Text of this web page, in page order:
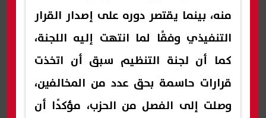
منه، بينما يقتصر دوره على إصدار القرار
التنفيذي وفقًا لما انتهت إليه اللجنة،
كما أن لجنة التنظيم سبق أن اتخذت
قرارات حاسمة بحق عدد من المخالفين،
وصلت إلى الفصل من الحزب، مؤكدًا أن